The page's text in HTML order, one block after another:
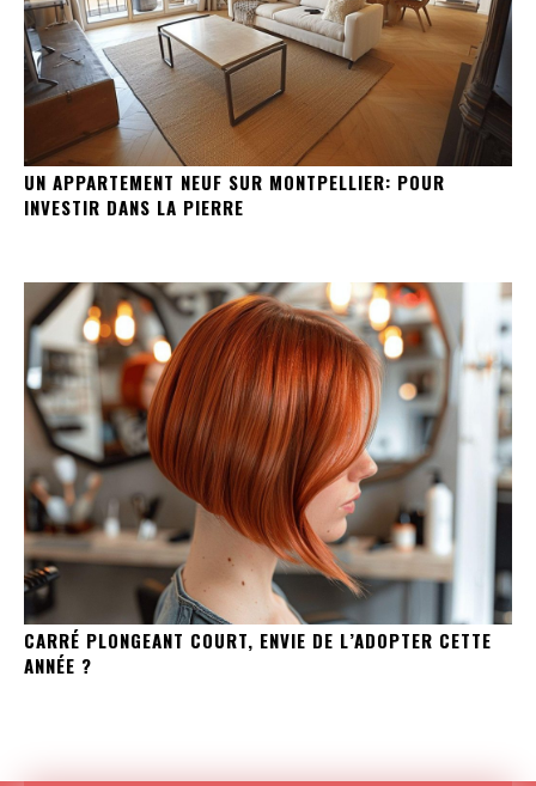
UN APPARTEMENT NEUF SUR MONTPELLIER: POUR
INVESTIR DANS LA PIERRE
CARRÉ PLONGEANT COURT, ENVIE DE L’ADOPTER CETTE
ANNÉE ?